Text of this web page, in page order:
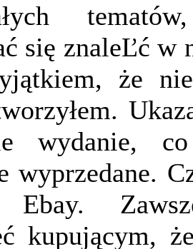
się znaleĽć w
że
wydanie, co
wyprzedane.
Ebay.
kupującym,